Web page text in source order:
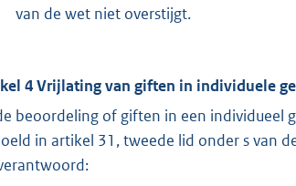
van de wet niet overstijgt.
4 Vrijlating van giften in individuele
beoordeling of giften in een individueel
in artikel 31, tweede lid onder s van